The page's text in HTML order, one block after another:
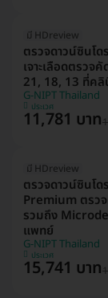
มี HDreview
ตรวจดาวน์ซินโ
เจาะเลือดตรวจ
21, 18, 13 ที่ค
G-NIPT Thailand
ประเวศ
11,781 บาท
มี HDreview
ตรวจดาวน์ซินโ
Premium ตรว
รวมถึง
แพทย์
G-NIPT Thailand
ประเวศ
15,741 บาท